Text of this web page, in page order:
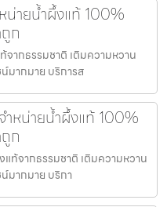
น่ายน้ำผึ้งแท้ 100%
ก
ากธรรมชาติ เติมความหวาน
มากมาย บริการส
ำหน่ายน้ำผึ้งแท้ 100%
ก
แท้จากธรรมชาติ เติมความหวาน
มากมาย บริกา